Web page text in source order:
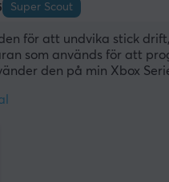
Super Scout
för att undvika stick
som används för att
den på min Xbox